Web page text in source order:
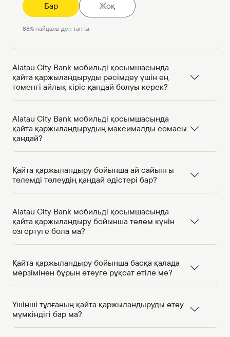
Бар Жоқ
88%пайдалы деп тапты
Alatau City Bank мобильді қосымшасында
қайта қаржыландыруды рәсімдеу үшін ең
төменгі айлық кіріс қандай болуы керек?
Alatau City Bank мобильді қосымшасында
қайта қаржыландырудың максималды сомасы
қандай?
Қайта қаржыландыру бойынша ай сайынғы
төлемді төлеудің қандай әдістері бар?
Alatau City Bank мобильді қосымшасында
қайта қаржыландыру бойынша төлем күнін
өзгертуге бола ма?
Қайта қаржыландыру бойынша басқа қалада
мерзімінен бұрын өтеуге рұқсат етіле ме?
Үшінші тұлғаның қайта қаржыландыруды өтеу
мүмкіндігі бар ма?